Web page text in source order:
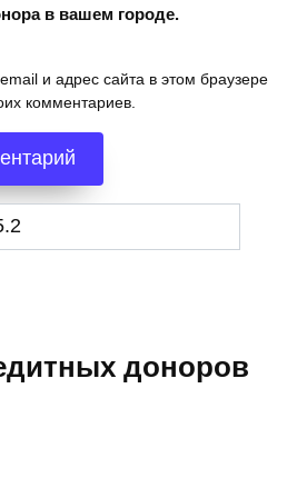
в вашем городе.
и адрес сайта в этом браузере
комментариев.
доноров